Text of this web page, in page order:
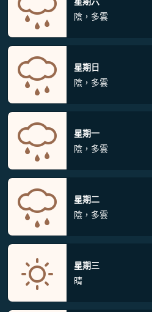
陰，多雲
星期日
陰，多雲
星期一
陰，多雲
星期二
陰，多雲
星期三
晴